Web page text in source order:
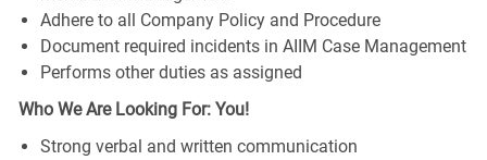
Adhere to all Company Policy and Procedure
Document required incidents in AIIM Case Management
Performs other duties as assigned
Who We Are Looking For: You!
Strong verbal and written communication